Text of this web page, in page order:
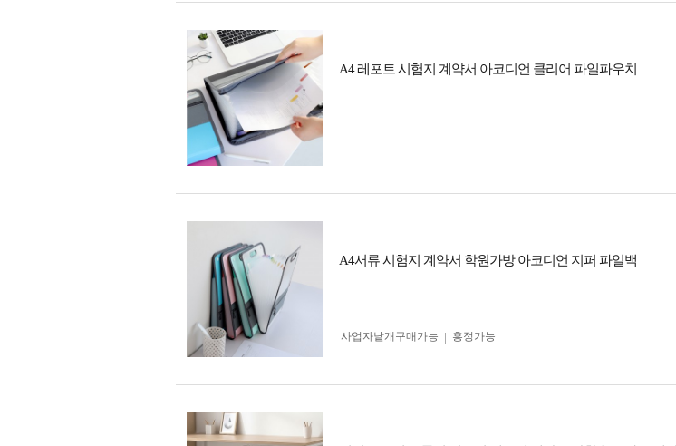
A4 레포트 시험지 계약서 아코디언 클리어 파일파우치
A4서류 시험지 계약서 학원가방 아코디언 지퍼 파일백
사업자 낱개구매가능 흥정가능